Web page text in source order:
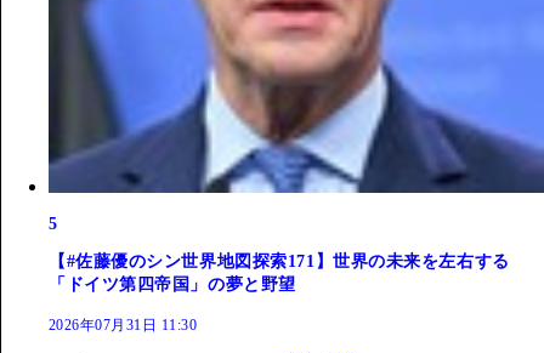
5
【#佐藤優のシン世界地図探索171】世界の未来を左右する
「ドイツ第四帝国」の夢と野望
2026年07月31日 11:30